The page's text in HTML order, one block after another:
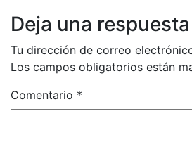
Deja una respuesta
Tu dirección de correo
Los campos obligatorios están
Comentario *